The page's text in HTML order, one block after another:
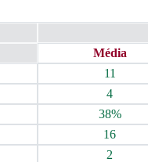
Média
11
4
38%
16
2